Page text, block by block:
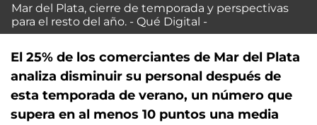
Mar del Plata, cierre de temporada y perspectivas
para el resto del año. - Qué Digital -
El 25% de los comerciantes de Mar del Plata
analiza disminuir su personal después de
esta temporada de verano, un número que
supera en al menos 10 puntos una media